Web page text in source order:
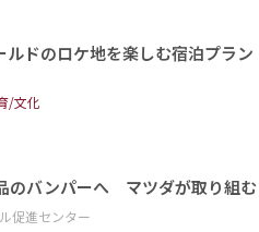
ルドのロケ地を楽しむ宿泊プラ
/文化
のバンパーへ マツダが取り組む
促進センター